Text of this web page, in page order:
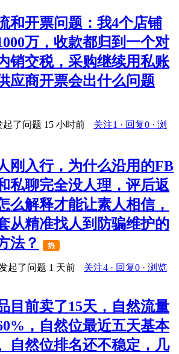
和开票问题：我4个店铺
万，收款都归到一个对
销交税，采购继续用私账
应商开票会出什么问题
起了问题 15 小时前
关注1 · 回复0 · 浏
刚入行，为什么沿用的FB
私聊完全没人理，评后返
么解释才能让素人相信，
从精准找人到防骗维护的
法？
热
起了问题 1 天前
关注4 · 回复0 · 浏览
目前卖了15天，自然流量
，自然位最近五天基本
自然位排名还不稳定，几